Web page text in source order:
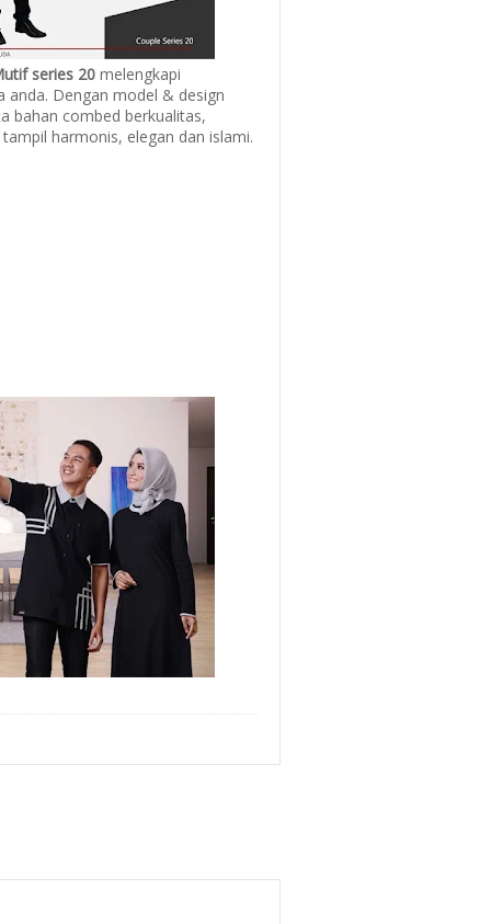
series 20 melengkapi
anda. Dengan model & design
bahan combed berkualitas,
harmonis, elegan dan islami.